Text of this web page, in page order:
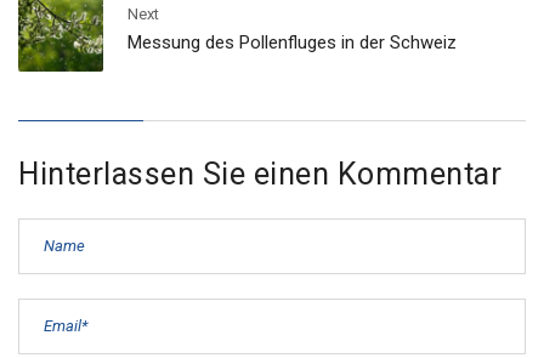
Next
Messung des Pollenfluges in der Schweiz
Hinterlassen Sie einen Kommentar